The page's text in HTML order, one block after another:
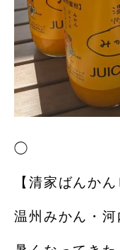
◯
【清家ばんか
温州みかん・